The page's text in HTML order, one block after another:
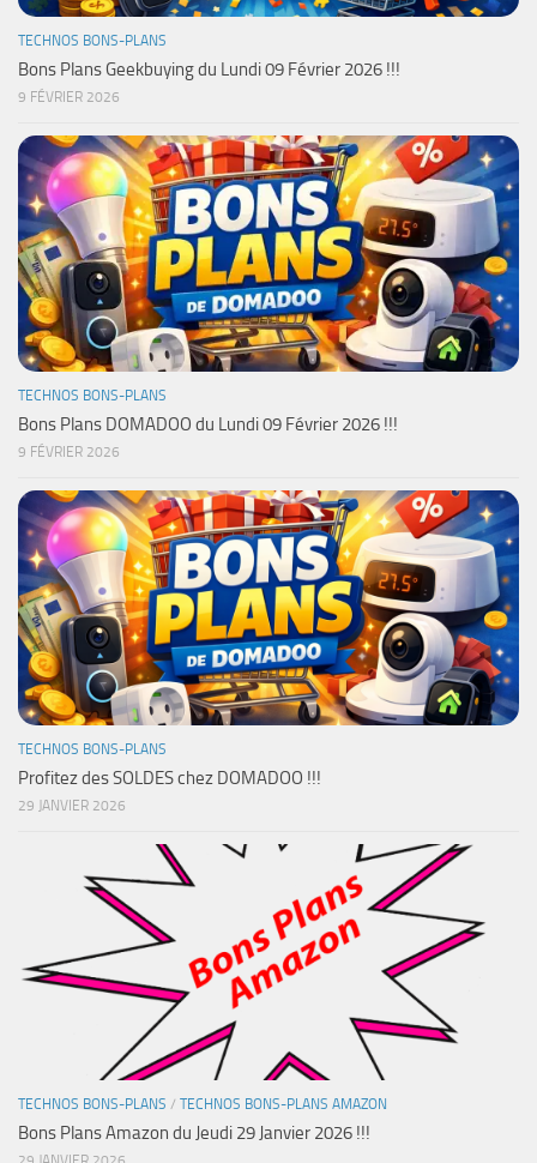
TECHNOS BONS-PLANS
Bons Plans Geekbuying du Lundi 09 Février 2026 !!!
9 FÉVRIER 2026
TECHNOS BONS-PLANS
Bons Plans DOMADOO du Lundi 09 Février 2026 !!!
9 FÉVRIER 2026
TECHNOS BONS-PLANS
Profitez des SOLDES chez DOMADOO !!!
29 JANVIER 2026
TECHNOS BONS-PLANS / TECHNOS BONS-PLANS AMAZON
Bons Plans Amazon du Jeudi 29 Janvier 2026 !!!